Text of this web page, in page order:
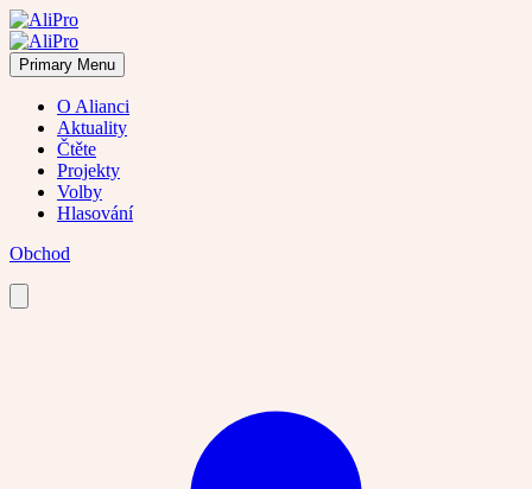
Skip
to
content
Primary Menu
O Alianci
Aktuality
Čtěte
Projekty
Volby
Hlasování
Obchod